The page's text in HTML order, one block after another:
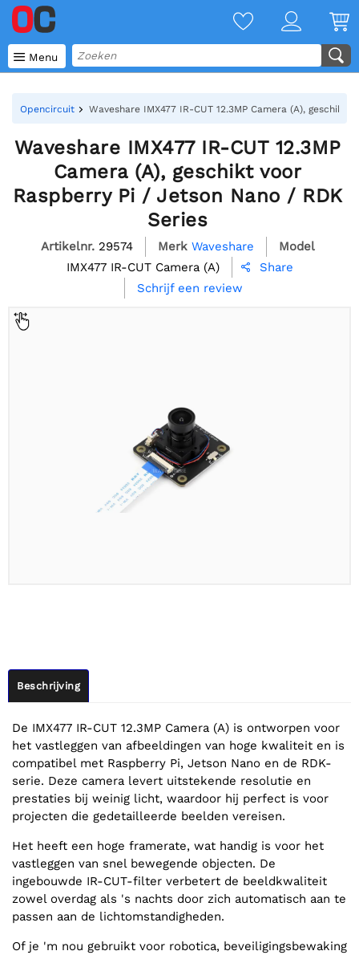
 Menu
Opencircuit Waveshare IMX477 IR-CUT 12.3MP Camera (A),
Waveshare IMX477 IR-CUT 12.3MP
Camera (A), geschikt voor
Raspberry Pi / Jetson Nano / RDK
Series
Artikelnr. 29574 Merk Waveshare
Model
IMX477 IR-CUT Camera (A)

Share
Schrijf een review
Beschrijving
De IMX477 IR-CUT 12.3MP Camera (A) is ontworpen voor
het vastleggen van afbeeldingen van hoge kwaliteit en is
compatibel met Raspberry Pi, Jetson Nano en de RDK-
serie. Deze camera levert uitstekende resolutie en
prestaties bij weinig licht, waardoor hij perfect is voor
projecten die gedetailleerde beelden vereisen.
Het heeft een hoge framerate, wat handig is voor het
vastleggen van snel bewegende objecten. De
ingebouwde IR-CUT-filter verbetert de beeldkwaliteit
zowel overdag als 's nachts door zich automatisch aan te
passen aan de lichtomstandigheden.
Of je 'm nou gebruikt voor robotica, beveiligingsbewaking